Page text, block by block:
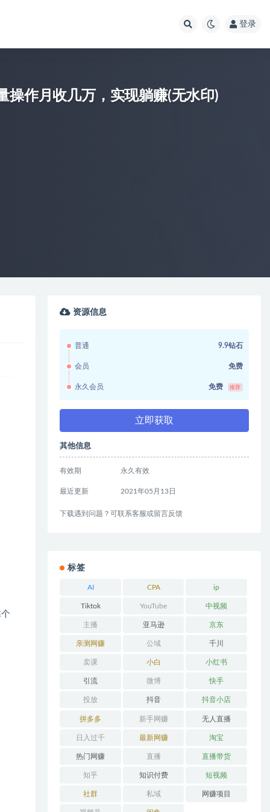
登录
操作月收几万，实现躺赚(无水印)
资源信息
普通 9.9钻石
会员 免费
永久会员 免费 推荐
立即获取
其他信息
有效期 永久有效
最近更新 2021年05月13日
下载遇到问题？可联系客服或留言反馈
标签
AI CPA ip
Tiktok YouTube 中视频
主播 亚马逊 京东
亲测网赚 公域 千川
卖课 小白 小红书
引流 微博 快手
投放 抖音 抖音小店
拼多多 新手网赚 无人直播
日入过千 最新网赚 淘宝
热门网赚 直播 直播带货
知乎 知识付费 短视频
社群 私域 网赚项目